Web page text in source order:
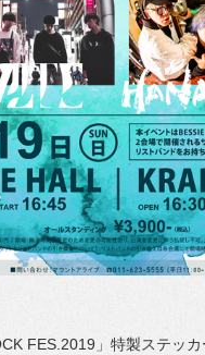
FES.2019」特製ステッ